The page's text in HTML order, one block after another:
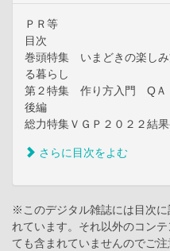
ＰＲ等
目次
巻頭特集 いまどきの楽し
る暮らし
第２特集 作り方入門 QＡ
後編
総力特集ＶＧＰ２０２２結
さらに目次をよむ
※このデジタル雑誌には目次
れています。それ以外のコン
ても含まれていませんのでご注